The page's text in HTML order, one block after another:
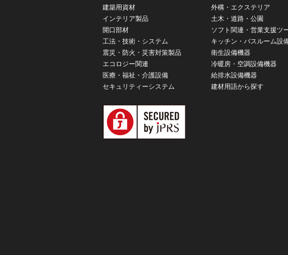
建築用資材
インテリア製品
開口部材
工法・技術・システム
震災・防火・災害対策製品
エコロジー関連
医療・福祉・介護設備
セキュリティーシステム
外構・エクステリア
土木・道路・公園
ソフト関連・営業支援ツ
キッチン・バスルーム設
衛生設備機器
冷暖房・空調設備機器
給排水設備機器
建材用語から探す